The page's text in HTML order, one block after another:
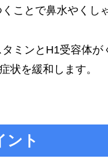
ことで鼻水やくし
ミンとH1受容体
状を緩和します。
ント